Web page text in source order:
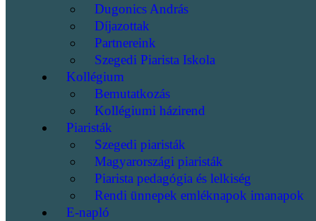
Dugonics András
Díjazottak
Partnereink
Szegedi Piarista Iskola
Kollégium
Bemutatkozás
Kollégiumi házirend
Piaristák
Szegedi piaristák
Magyarországi piaristák
Piarista pedagógia és lelkiség
Rendi ünnepek emléknapok imanapok
E-napló